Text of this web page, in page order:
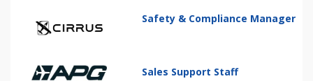
Safety & Compliance Manager
Sales Support Staff